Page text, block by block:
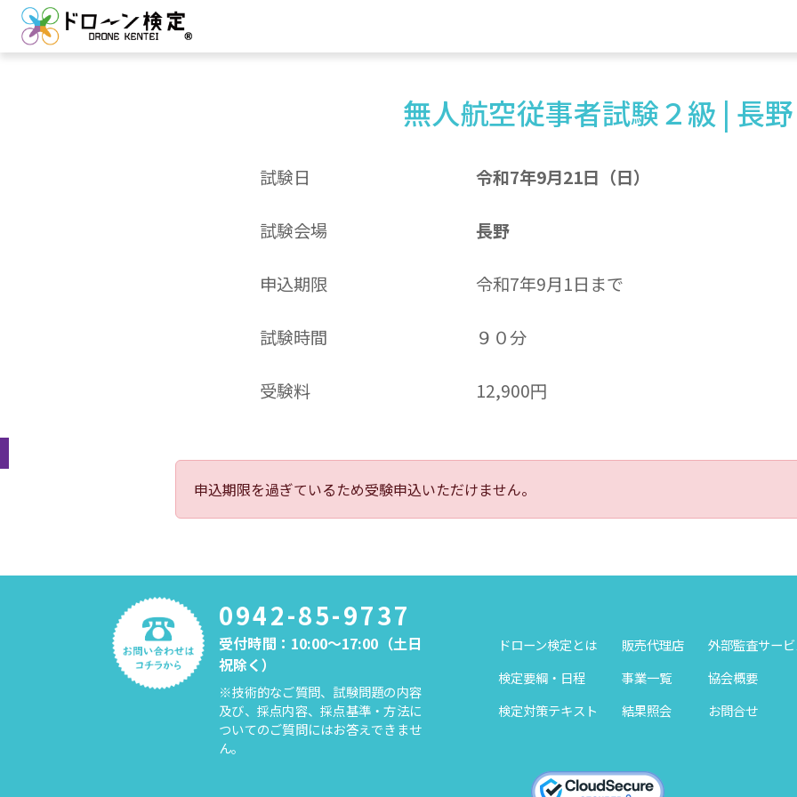
無人航空従事者試験２級 | 長野
試験日 令和7年9月21日（日）
試験会場 長野
申込期限 令和7年9月1日まで
試験時間 ９０分
受験料 12,900円
申込期限を過ぎているため受験申込いただけません。
0942-85-9737
受付時間：10:00～17:00（土日
祝除く）
※技術的なご質問、試験問題の内容
及び、採点内容、採点基準・方法に
ついてのご質問にはお答えできませ
ん。
ドローン検定とは
検定要綱・日程
検定対策テキスト
販売代理店
事業一覧
結果照会
外部監査サー
協会概要
お問合せ